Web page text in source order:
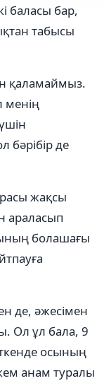
баласы бар,
табысы
қаламаймыз.
менің
бәрібір де
жақсы
араласып
болашағы
де, әжесімен
Ол ұл бала, 9
осының
анам туралы